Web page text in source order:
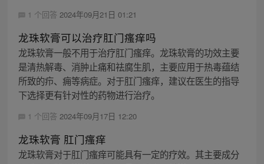
1 个回答 2024年09月21日 01:21
龙珠软膏可以治疗肛门瘙痒吗
龙珠软膏一般不用于治疗肛门瘙痒。龙珠软膏的功效主要
是清热解毒、消肿止痛和祛腐生肌，主要应用于热毒蕴结
所致的疖、痈等病症。对于肛门瘙痒，建议在医生的指导
下选择更有针对性的药物进行治疗。
1 个回答 2024年09月17日 12:20
龙珠软膏 肛门瘙痒
龙珠软膏对于肛门瘙痒可能具有一定的疗效。其主要成分